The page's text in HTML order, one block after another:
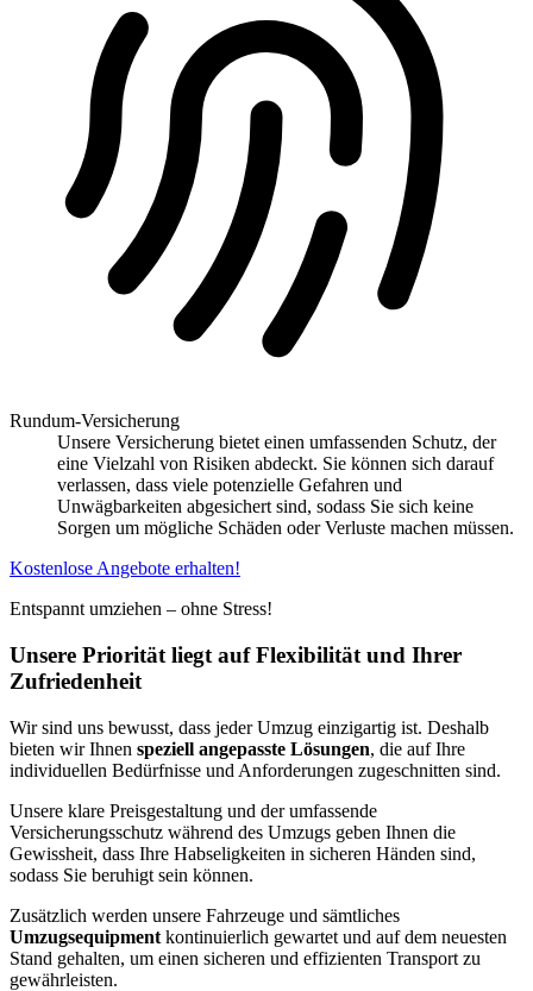
Rundum-Versicherung
Unsere Versicherung bietet einen umfassenden Schutz, der
eine Vielzahl von Risiken abdeckt. Sie können sich darauf
verlassen, dass viele potenzielle Gefahren und
Unwägbarkeiten abgesichert sind, sodass Sie sich keine
Sorgen um mögliche Schäden oder Verluste machen müssen.
Kostenlose Angebote erhalten!
Entspannt umziehen – ohne Stress!
Unsere Priorität liegt auf Flexibilität und Ihrer
Zufriedenheit
Wir sind uns bewusst, dass jeder Umzug einzigartig ist. Deshalb
bieten wir Ihnen speziell angepasste Lösungen, die auf Ihre
individuellen Bedürfnisse und Anforderungen zugeschnitten sind.
Unsere klare Preisgestaltung und der umfassende
Versicherungsschutz während des Umzugs geben Ihnen die
Gewissheit, dass Ihre Habseligkeiten in sicheren Händen sind,
sodass Sie beruhigt sein können.
Zusätzlich werden unsere Fahrzeuge und sämtliches
Umzugsequipment kontinuierlich gewartet und auf dem neuesten
Stand gehalten, um einen sicheren und effizienten Transport zu
gewährleisten.